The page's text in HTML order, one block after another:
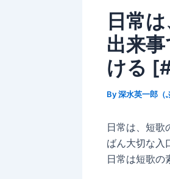
日常
出来
ける
By深水英一郎（
日常は、短歌
ばん大切な入
日常は短歌の